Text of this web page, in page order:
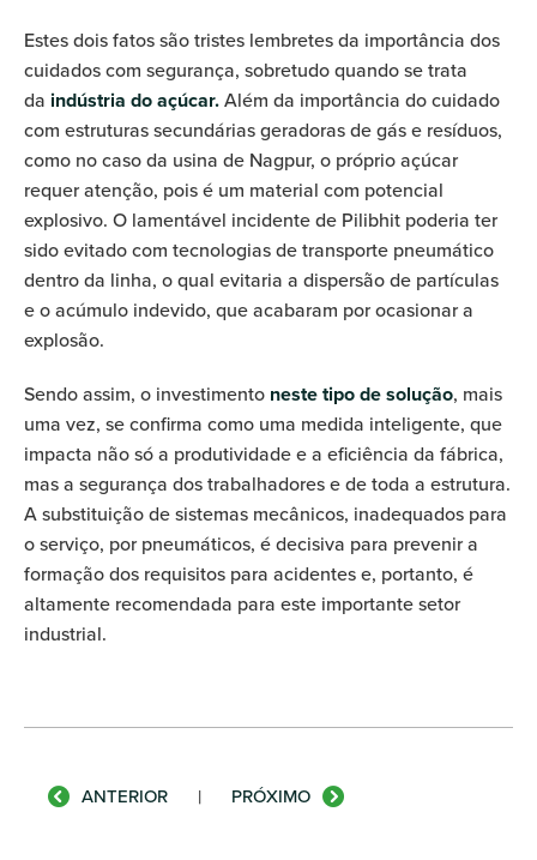
Estes dois fatos são tristes lembretes da importância dos
cuidados com segurança, sobretudo quando se trata
da indústria do açúcar.Além da importância do cuidado
com estruturas secundárias geradoras de gás e resíduos,
como no caso da usina de Nagpur, o próprio açúcar
requer atenção, pois é um material com potencial
explosivo. O lamentável incidente de Pilibhit poderia ter
sido evitado com tecnologias de transporte pneumático
dentro da linha, o qual evitaria a dispersão de partículas
e o acúmulo indevido, que acabaram por ocasionar a
explosão.
Sendo assim, o investimento neste tipo de solução, mais
uma vez, se confirma como uma medida inteligente, que
impacta não só a produtividade e a eficiência da fábrica,
mas a segurança dos trabalhadores e de toda a estrutura.
A substituição de sistemas mecânicos, inadequados para
o serviço, por pneumáticos, é decisiva para prevenir a
formação dos requisitos para acidentes e, portanto, é
altamente recomendada para este importante setor
industrial.
ANTERIOR | PRÓXIMO